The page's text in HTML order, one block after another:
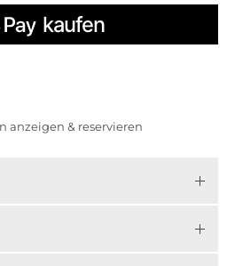
anzeigen & reservieren